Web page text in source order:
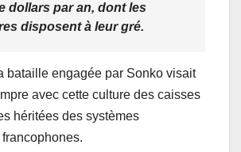
dollars par an, dont les
disposent à leur gré.
bataille engagée par Sonko visait
avec cette culture des caisses
héritées des systèmes